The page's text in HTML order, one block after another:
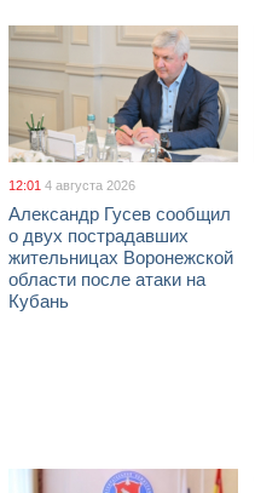
12:01 4 августа 2026
Александр Гусев сообщил
о двух пострадавших
жительницах Воронежской
области после атаки на
Кубань